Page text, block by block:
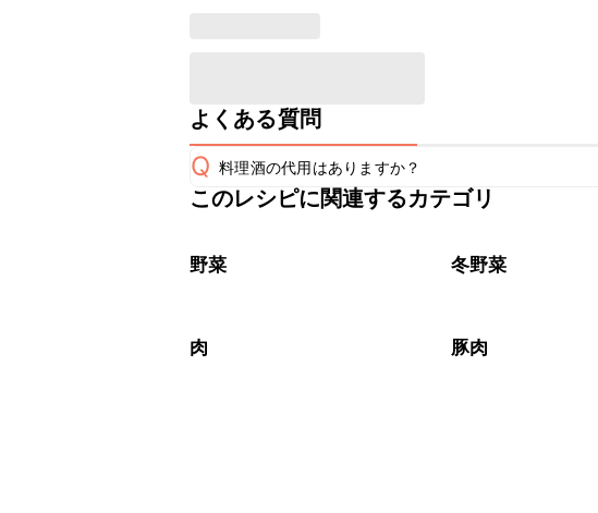
よくある質問
Q 料理酒の代用はありますか？
このレシピに関連するカテゴリ
野菜 冬野菜
肉 豚肉